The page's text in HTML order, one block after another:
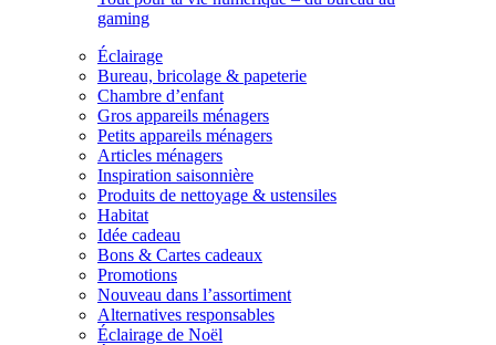
gaming
Éclairage
Bureau, bricolage & papeterie
Chambre d’enfant
Gros appareils ménagers
Petits appareils ménagers
Articles ménagers
Inspiration saisonnière
Produits de nettoyage & ustensiles
Habitat
Idée cadeau
Bons & Cartes cadeaux
Promotions
Nouveau dans l’assortiment
Alternatives responsables
Éclairage de Noël